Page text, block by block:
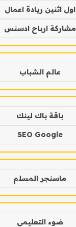
اول اثنين ريادة اعمال
مشاركة ارباح ادسنس
عالم الشباب
باقة باك لينك
SEO Google
ماسنجر المسلم
ضوء التعليمي